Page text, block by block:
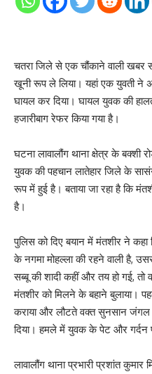
चतरा जिले से एक चौंकाने वाली
खूनी रूप ले लिया। यहां एक युवती ने
घायल कर दिया। घायल युवक की
हजारीबाग रेफर किया गया है।
घटना लावालौंग थाना क्षेत्र के
युवक की पहचान लातेहार जिले के
रूप में हुई है। बताया जा रहा है कि
है।
पुलिस को दिए बयान में मंतशीर ने
के नगमा मोहल्ला की रहने वाली है,
सब्बू की शादी कहीं और तय हो गई, तो
मंतशीर को मिलने के बहाने बुलाया।
कराया और लौटते वक्त सुनसान
दिया। हमले में युवक के पेट और गर्दन
लावालौंग थाना प्रभारी प्रशांत